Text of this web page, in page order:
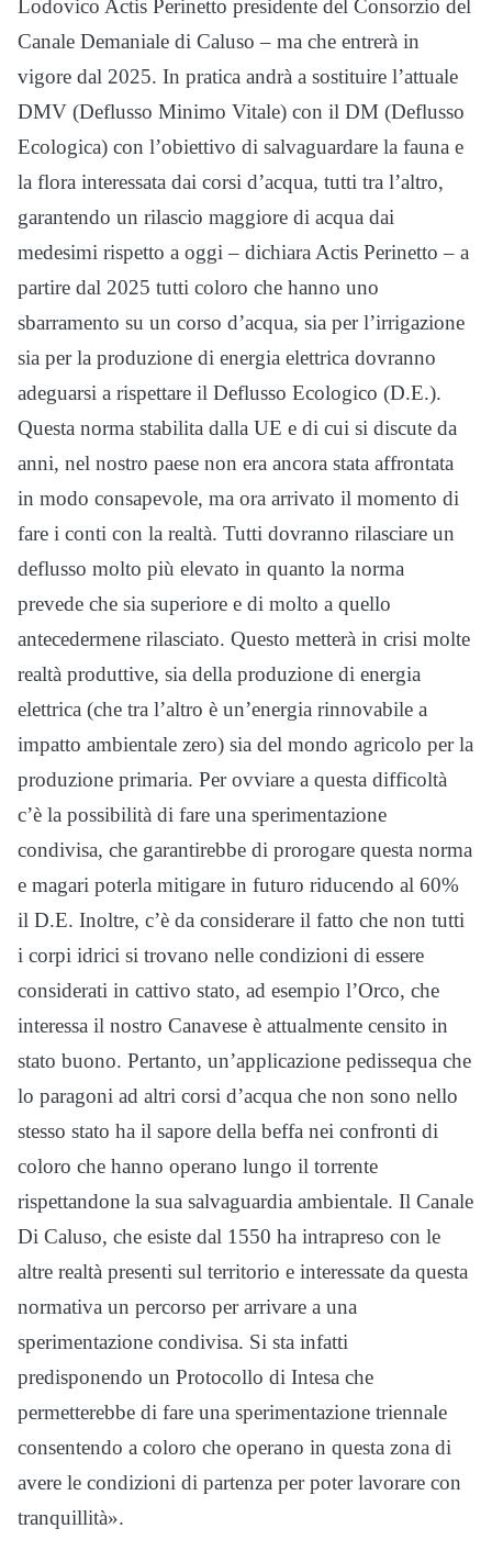
Lodovico Actis Perinetto presidente del Consorzio del
Canale Demaniale di Caluso – ma che entrerà in
vigore dal 2025. In pratica andrà a sostituire l’attuale
DMV (Deflusso Minimo Vitale) con il DM (Deflusso
Ecologica) con l’obiettivo di salvaguardare la fauna e
la flora interessata dai corsi d’acqua, tutti tra l’altro,
garantendo un rilascio maggiore di acqua dai
medesimi rispetto a oggi – dichiara Actis Perinetto – a
partire dal 2025 tutti coloro che hanno uno
sbarramento su un corso d’acqua, sia per l’irrigazione
sia per la produzione di energia elettrica dovranno
adeguarsi a rispettare il Deflusso Ecologico (D.E.).
Questa norma stabilita dalla UE e di cui si discute da
anni, nel nostro paese non era ancora stata affrontata
in modo consapevole, ma ora arrivato il momento di
fare i conti con la realtà. Tutti dovranno rilasciare un
deflusso molto più elevato in quanto la norma
prevede che sia superiore e di molto a quello
antecedermene rilasciato. Questo metterà in crisi molte
realtà produttive, sia della produzione di energia
elettrica (che tra l’altro è un’energia rinnovabile a
impatto ambientale zero) sia del mondo agricolo per la
produzione primaria. Per ovviare a questa difficoltà
c’è la possibilità di fare una sperimentazione
condivisa, che garantirebbe di prorogare questa norma
e magari poterla mitigare in futuro riducendo al 60%
il D.E. Inoltre, c’è da considerare il fatto che non tutti
i corpi idrici si trovano nelle condizioni di essere
considerati in cattivo stato, ad esempio l’Orco, che
interessa il nostro Canavese è attualmente censito in
stato buono. Pertanto, un’applicazione pedissequa che
lo paragoni ad altri corsi d’acqua che non sono nello
stesso stato ha il sapore della beffa nei confronti di
coloro che hanno operano lungo il torrente
rispettandone la sua salvaguardia ambientale. Il Canale
Di Caluso, che esiste dal 1550 ha intrapreso con le
altre realtà presenti sul territorio e interessate da questa
normativa un percorso per arrivare a una
sperimentazione condivisa. Si sta infatti
predisponendo un Protocollo di Intesa che
permetterebbe di fare una sperimentazione triennale
consentendo a coloro che operano in questa zona di
avere le condizioni di partenza per poter lavorare con
tranquillità».